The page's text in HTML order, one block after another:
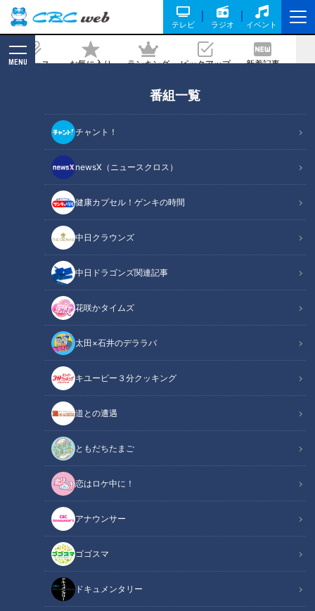
テレビ ラジオ イベント
ニュース お気に入り ランキング ピックアップ 新着記事
MENU
番組一覧
チャント！
newsX（ニュースクロス）
健康カプセル！ゲンキの時間
中日クラウンズ
中日ドラゴンズ関連記事
花咲かタイムズ
太田×石井のデララバ
キユーピー３分クッキング
道との遭遇
ともだちたまご
恋はロケ中に！
アナウンサー
ゴゴスマ
ドキュメンタリー
内側の集落を巡る
2022/05/25 00:44
道との遭遇
「道との遭遇」動画
声は 山形みらい さんと 露の団姫 さんです
この記事の画像を見る
この記事を見たあなたへのおすすめ